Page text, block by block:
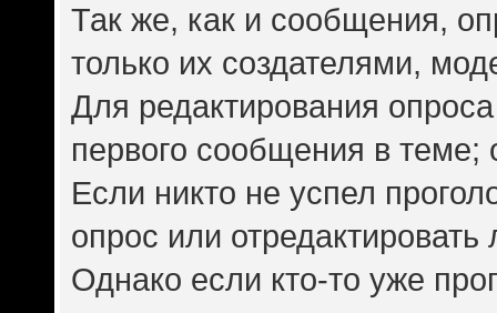
Так же, как и сообщения,
только их создателями,
Для редактирования
первого сообщения в теме;
Если никто не успел
опрос или
Однако если кто-то уже